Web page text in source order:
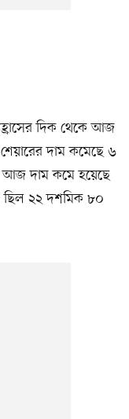
দিক থেকে আজ
দাম কমেছে ৬
আজ দাম কমে হয়েছে
ছিল ২২ দশমিক ৮০